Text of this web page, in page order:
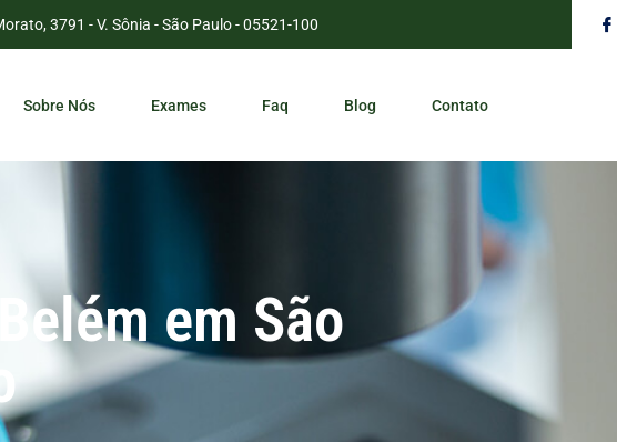
3791 - V. Sônia - São Paulo - 05521-100
Sobre Nós Exames Faq Blog Contato
em São